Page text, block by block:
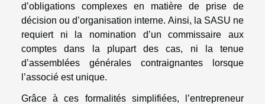
d’obligations complexes en matière de prise de
décision ou d’organisation interne. Ainsi, la SASU ne
requiert ni la nomination d’un commissaire aux
comptes dans la plupart des cas, ni la tenue
d’assemblées générales contraignantes lorsque
l’associé est unique.
Grâce à ces formalités simplifiées, l’entrepreneur